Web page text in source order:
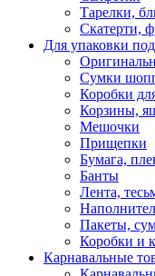
Тарелки,
Скатерти,
Для упаковки
Сумки
Коробки
Корзины,
Мешочки
Прищепки
Бумага,
Банты
Лента,
Пакеты,
Коробки и
Карнавальные